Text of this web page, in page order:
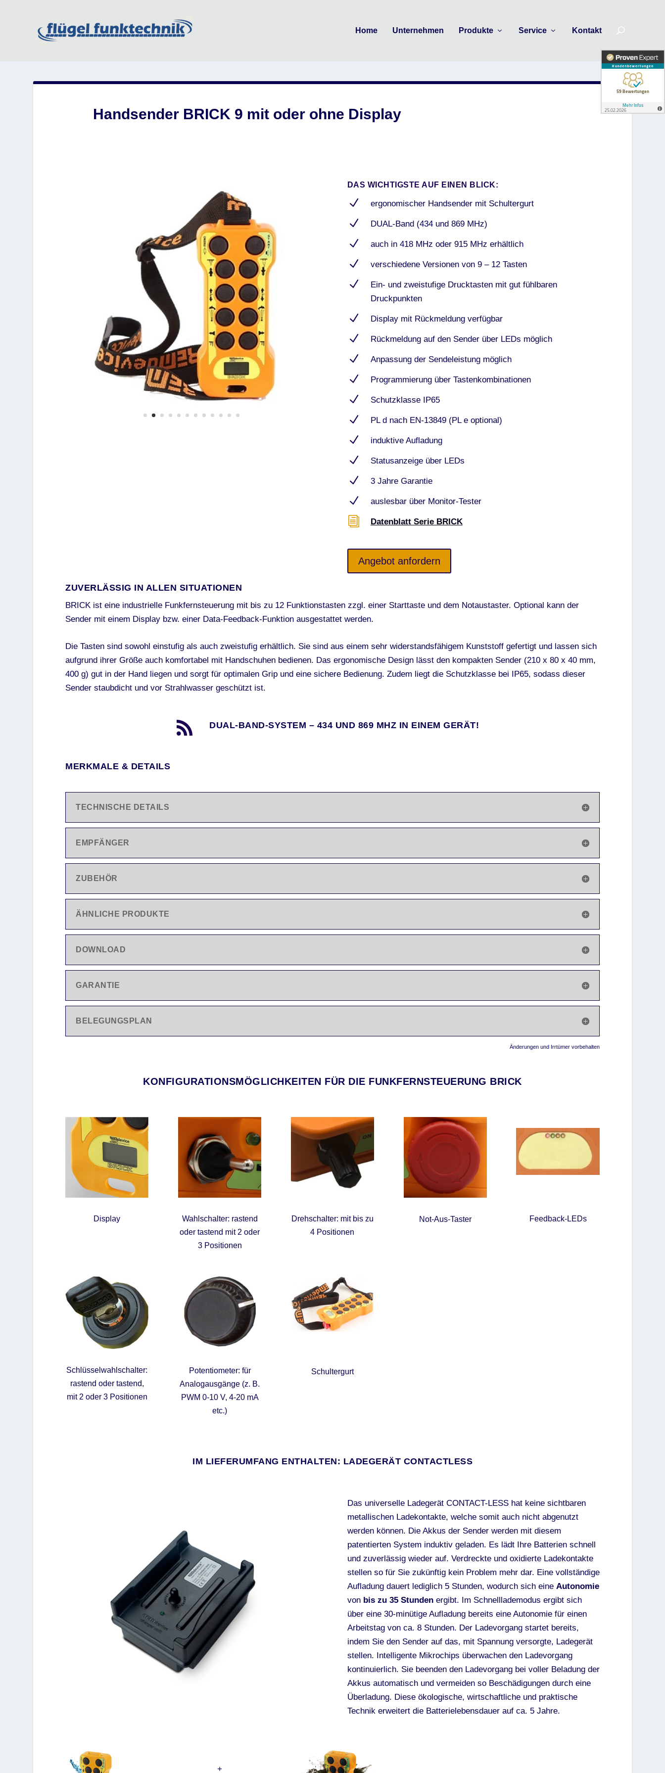
Home Unternehmen Produkte Service Kontakt
Handsender BRICK 9 mit oder ohne Display
DAS WICHTIGSTE AUF EINEN BLICK:
N ergonomischer Handsender mit Schultergurt
N DUAL-Band (434 und 869 MHz)
N auch in 418 MHz oder 915 MHz erhältlich
N verschiedene Versionen von 9 – 12 Tasten
N
Ein- und zweistufige Drucktasten mit gut fühlbaren
Druckpunkten
N Display mit Rückmeldung verfügbar
N Rückmeldung auf den Sender über LEDs möglich
N Anpassung der Sendeleistung möglich
N Programmierung über Tastenkombinationen
N Schutzklasse IP65
N PL d nach EN-13849 (PL e optional)
N induktive Aufladung
N Statusanzeige über LEDs
N 3 Jahre Garantie
N auslesbar über Monitor-Tester
i Datenblatt Serie BRICK
Angebot anfordern
ZUVERLÄSSIG IN ALLEN SITUATIONEN
BRICK ist eine industrielle Funkfernsteuerung mit bis zu 12 Funktionstasten zzgl. einer Starttaste und dem Notaustaster. Optional kann der
Sender mit einem Display bzw. einer Data-Feedback-Funktion ausgestattet werden.
Die Tasten sind sowohl einstufig als auch zweistufig erhältlich. Sie sind aus einem sehr widerstandsfähigem Kunststoff gefertigt und lassen sich
aufgrund ihrer Größe auch komfortabel mit Handschuhen bedienen. Das ergonomische Design lässt den kompakten Sender (210 x 80 x 40 mm,
400 g) gut in der Hand liegen und sorgt für optimalen Grip und eine sichere Bedienung. Zudem liegt die Schutzklasse bei IP65, sodass dieser
Sender staubdicht und vor Strahlwasser geschützt ist.
 DUAL-BAND-SYSTEM – 434 UND 869 MHZ IN EINEM GERÄT!
MERKMALE & DETAILS
TECHNISCHE DETAILS
EMPFÄNGER
ZUBEHÖR
ÄHNLICHE PRODUKTE
DOWNLOAD
GARANTIE
BELEGUNGSPLAN
Änderungen und Irrtümer vorbehalten
KONFIGURATIONSMÖGLICHKEITEN FÜR DIE FUNKFERNSTEUERUNG BRICK
Display
Wahlschalter: rastend
oder tastend mit 2 oder
3 Positionen
Drehschalter: mit bis zu
4 Positionen
Not-Aus-Taster Feedback-LEDs
Schlüsselwahlschalter:
rastend oder tastend,
mit 2 oder 3 Positionen
Potentiometer: für
Analogausgänge (z. B.
PWM 0-10 V, 4-20 mA
etc.)
Schultergurt
IM LIEFERUMFANG ENTHALTEN: LADEGERÄT CONTACTLESS
Das universelle Ladegerät CONTACT-LESS hat keine sichtbaren
metallischen Ladekontakte, welche somit auch nicht abgenutzt
werden können. Die Akkus der Sender werden mit diesem
patentierten System induktiv geladen. Es lädt Ihre Batterien schnell
und zuverlässig wieder auf. Verdreckte und oxidierte Ladekontakte
stellen so für Sie zukünftig kein Problem mehr dar. Eine vollständige
Aufladung dauert lediglich 5 Stunden, wodurch sich eine Autonomie
von bis zu 35 Stundenergibt. Im Schnelllademodus ergibt sich
über eine 30-minütige Aufladung bereits eine Autonomie für einen
Arbeitstag von ca. 8 Stunden. Der Ladevorgang startet bereits,
indem Sie den Sender auf das, mit Spannung versorgte, Ladegerät
stellen. Intelligente Mikrochips überwachen den Ladevorgang
kontinuierlich. Sie beenden den Ladevorgang bei voller Beladung der
Akkus automatisch und vermeiden so Beschädigungen durch eine
Überladung. Diese ökologische, wirtschaftliche und praktische
Technik erweitert die Batterielebensdauer auf ca. 5 Jahre.
+